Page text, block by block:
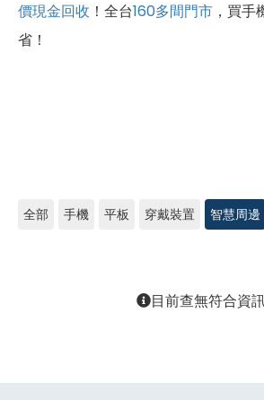
價現金回收 ！全台160多間門市 ，買
省！
全部 手機 平板 穿戴裝置 智慧周邊
目前查無符合資